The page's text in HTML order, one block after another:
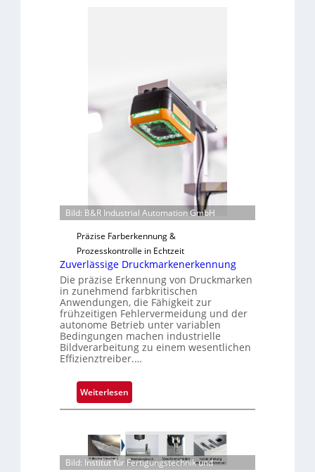
m
e
v
l
s
b
a
r
t
i
g
u
n
g
a
u
s
Bild: B&R Industrial Automation GmbH
Präzise Farberkennung &
Prozesskontrolle in Echtzeit
Zuverlässige Druckmarkenerkennung
Die präzise Erkennung von Druckmarken
in zunehmend farbkritischen
Anwendungen, die Fähigkeit zur
frühzeitigen Fehlervermeidung und der
autonome Betrieb unter variablen
Bedingungen machen industrielle
Bildverarbeitung zu einem wesentlichen
Effizienztreiber.…
Weiterlesen
Z
v
e
r
Bild: Institut für Fertigungstechnik und